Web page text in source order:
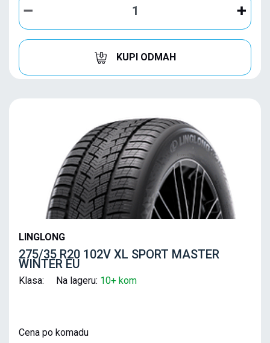
KUPI ODMAH
LINGLONG
275/35 R20 102V XL SPORT MASTER
WINTER EU
Klasa: Na lageru: 10+ kom
Cena po komadu